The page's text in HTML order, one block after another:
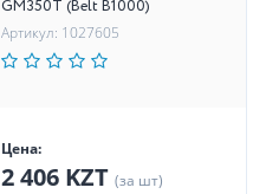
GM350T (Belt B1000)
Артикул: 1027605
Цена:
2 406 KZT (за шт)